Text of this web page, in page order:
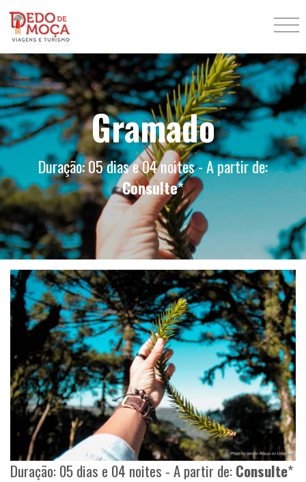
Gramado
Duração: 05 dias e 04 noites - A partir de:
Consulte*
Duração: 05 dias e 04 noites - A partir de:Consulte*